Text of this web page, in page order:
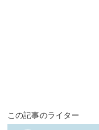
この記事のライター